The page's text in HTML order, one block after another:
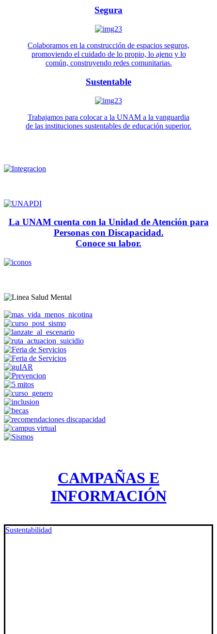
Segura
Colaboramos en la construcción de espacios seguros,
promoviendo el cuidado de lo propio, lo ajeno y lo
común, construyendo redes comunitarias.
Sustentable
Trabajamos para colocar a la UNAM a la vanguardia
de las instituciones sustentables de educación superior.
La UNAM cuenta con la Unidad de Atención para
Personas con Discapacidad.
Conoce su labor.
CAMPAÑAS E
INFORMACIÓN
Sustentabilidad